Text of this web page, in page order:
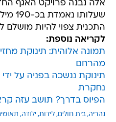
אלה נבנה פרויקט האגף
התכנית צפוי להיות
לקריאה נוספת:
תמונה אלוהית: תינוקת
מהרחם
תינוקת ננשכה בפניה על
נחקרת
הפיוס בדרך? תושב עזה
נהריה בית חולים לידות ילודה